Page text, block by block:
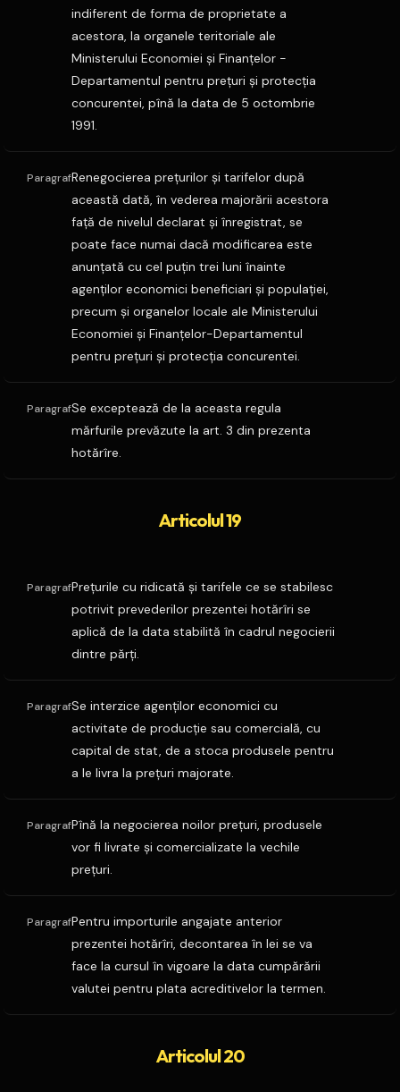
indiferent de forma de proprietate a
acestora, la organele teritoriale ale
Ministerului Economiei şi Finanţelor -
Departamentul pentru preţuri şi protecţia
concurentei, pînă la data de 5 octombrie
1991.
ParagrafRenegocierea preţurilor şi tarifelor după
această dată, în vederea majorării acestora
faţă de nivelul declarat şi înregistrat, se
poate face numai dacă modificarea este
anunţată cu cel puţin trei luni înainte
agenţilor economici beneficiari şi populaţiei,
precum şi organelor locale ale Ministerului
Economiei şi Finanţelor-Departamentul
pentru preţuri şi protecţia concurentei.
ParagrafSe exceptează de la aceasta regula
mărfurile prevăzute la art. 3 din prezenta
hotărîre.
Articolul 19
ParagrafPreţurile cu ridicată şi tarifele ce se stabilesc
potrivit prevederilor prezentei hotărîri se
aplică de la data stabilită în cadrul negocierii
dintre părţi.
ParagrafSe interzice agenţilor economici cu
activitate de producţie sau comercială, cu
capital de stat, de a stoca produsele pentru
a le livra la preţuri majorate.
ParagrafPînă la negocierea noilor preţuri, produsele
vor fi livrate şi comercializate la vechile
preţuri.
ParagrafPentru importurile angajate anterior
prezentei hotărîri, decontarea în lei se va
face la cursul în vigoare la data cumpărării
valutei pentru plata acreditivelor la termen.
Articolul 20